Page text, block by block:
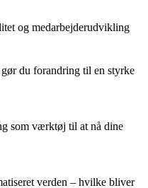
og medarbejderudvikling
du forandring til en styrke
som værktøj til at nå dine
verden – hvilke bliver